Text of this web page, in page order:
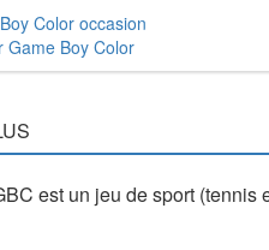
Color occasion
Game Boy Color
est un jeu de sport